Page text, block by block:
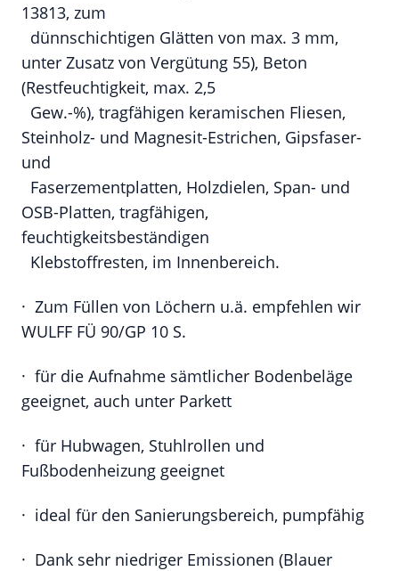
13813, zum
dünnschichtigen Glätten von max. 3 mm,
unter Zusatz von Vergütung 55), Beton
(Restfeuchtigkeit, max. 2,5
Gew.-%), tragfähigen keramischen Fliesen,
Steinholz- und Magnesit-Estrichen, Gipsfaser-
und
Faserzementplatten, Holzdielen, Span- und
OSB-Platten, tragfähigen,
feuchtigkeitsbeständigen
Klebstoffresten, im Innenbereich.
· Zum Füllen von Löchern u.ä. empfehlen wir
WULFF FÜ 90/GP 10 S.
· für die Aufnahme sämtlicher Bodenbeläge
geeignet, auch unter Parkett
· für Hubwagen, Stuhlrollen und
Fußbodenheizung geeignet
· ideal für den Sanierungsbereich, pumpfähig
· Dank sehr niedriger Emissionen (Blauer